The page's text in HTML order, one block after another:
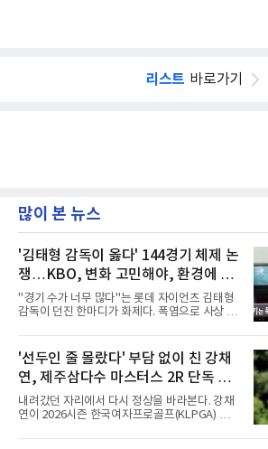
리스트 바로가기
많이 본 뉴스
'김태형 감독이 옳다' 144경기 체제 논
쟁…KBO, 변화 고민해야, 환경에 맞
는 경기 수가 바람직
"경기 수가 너무 많다"는 롯데 자이언츠 김태형
감독이 던진 한마디가 화제다. 폭염으로 사상 초
독은 단순히 더위를 이야기하지 않았다. 우천,
폭염, 부상 등 변수가 늘어나는 현실에서 현재
팀당 144경기 체제가 과연 지속 가능한지 질문
을 던졌다.물론 144경기가 세계적으로 특별히
많은 숫자는 아니다. 메이저리그는 팀당 162경
기, 일본프로야구도 143~144경기를 치른다. 숫
자만 놓고 보면 KBO가 유난히 혹사 구조라고 말
'선두인 줄 몰랐다' 부담 없이 친 강채
연, 제주삼다수 마스터스 2R 단독 선
두
내려갔던 자리에서 다시 정상을 바라본다. 강채
연이 2026시즌 한국여자프로골프(KLPGA) 투어
억 원, 우승상금 1억8000만 원) 2라운드에서 단